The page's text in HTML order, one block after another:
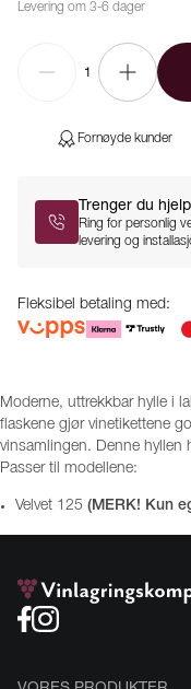
Levering om 3-6 dager
1
Fornøyde kunder
Trenger du
Ring for personlig
levering og
Fleksibel betaling med:
Moderne, uttrekkbar hylle i
flaskene gjør vinetikettene
vinsamlingen. Denne hyllen
Passer til modellene:
Velvet 125 (MERK! Kun